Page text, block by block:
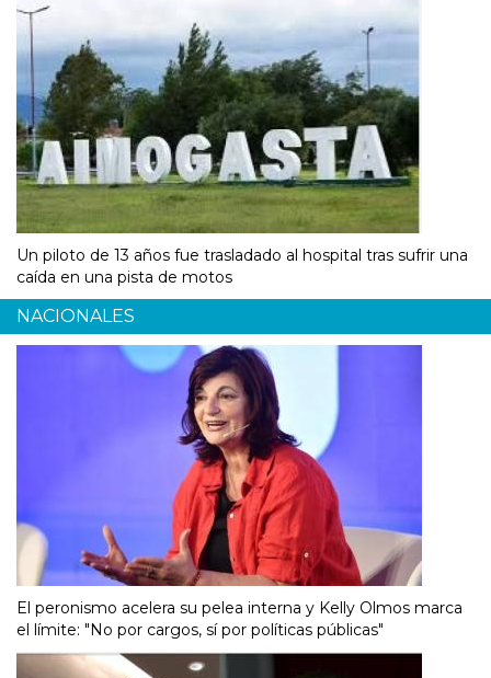
Un piloto de 13 años fue trasladado al hospital tras sufrir una
caída en una pista de motos
NACIONALES
El peronismo acelera su pelea interna y Kelly Olmos marca
el límite: "No por cargos, sí por políticas públicas"